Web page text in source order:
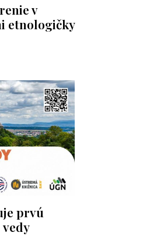
v
etnologičky
prvú